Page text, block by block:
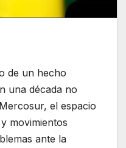
de un hecho
una década no
el espacio
movimientos
ante la